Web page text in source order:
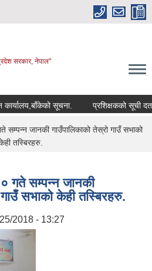
सरकार, नेपाल"
सूचना. प्रशिक्षकको सूची दर्ता
जानकी गाउँपालिकाको तेस्रो गाउँ सभाको
तस्बिरहरु.
गते सम्पन्न जानकी
सभाको केही तस्बिरहरु.
2018 - 13:27